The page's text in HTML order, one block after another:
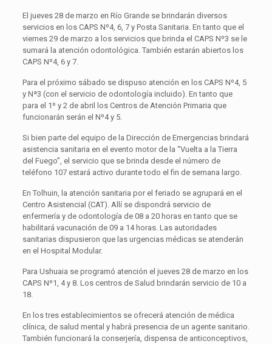
El jueves 28 de marzo en Río Grande se brindarán diversos
servicios en los CAPS Nº4, 6, 7 y Posta Sanitaria. En tanto que el
viernes 29 de marzo a los servicios que brinda el CAPS Nº3 se le
sumará la atención odontológica. También estarán abiertos los
CAPS Nº4, 6 y 7.
Para el próximo sábado se dispuso atención en los CAPS Nº4, 5
y Nª3 (con el servicio de odontología incluido). En tanto que
para el 1º y 2 de abril los Centros de Atención Primaria que
funcionarán serán el Nº4 y 5.
Si bien parte del equipo de la Dirección de Emergencias brindará
asistencia sanitaria en el evento motor de la “Vuelta a la Tierra
del Fuego”, el servicio que se brinda desde el número de
teléfono 107 estará activo durante todo el fin de semana largo.
En Tolhuin, la atención sanitaria por el feriado se agrupará en el
Centro Asistencial (CAT). Allí se dispondrá servicio de
enfermería y de odontología de 08 a 20 horas en tanto que se
habilitará vacunación de 09 a 14 horas. Las autoridades
sanitarias dispusieron que las urgencias médicas se atenderán
en el Hospital Modular.
Para Ushuaia se programó atención el jueves 28 de marzo en los
CAPS Nº1, 4 y 8. Los centros de Salud brindarán servicio de 10 a
18.
En los tres establecimientos se ofrecerá atención de médica
clínica, de salud mental y habrá presencia de un agente sanitario.
También funcionará la conserjería, dispensa de anticonceptivos,